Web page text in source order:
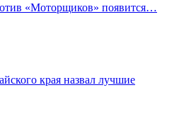
«Моторщиков» появится…
края назвал лучшие